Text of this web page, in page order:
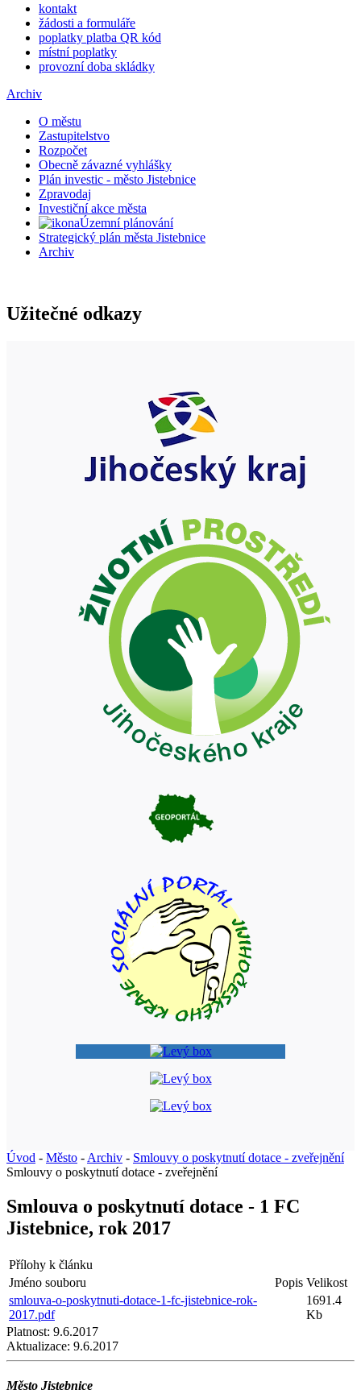
kontakt
žádosti a formuláře
poplatky platba QR kód
místní poplatky
provozní doba skládky
Archiv
O městu
Zastupitelstvo
Rozpočet
Obecně závazné vyhlášky
Plán investic - město Jistebnice
Zpravodaj
Investiční akce města
Územní plánování
Strategický plán města Jistebnice
Archiv
Užitečné odkazy
Úvod - Město - Archiv - Smlouvy o poskytnutí dotace - zveřejnění
Smlouvy o poskytnutí dotace - zveřejnění
Smlouva o poskytnutí dotace - 1 FC
Jistebnice, rok 2017
Přílohy k článku
Jméno souboru
Popis Velikost
smlouva-o-poskytnuti-dotace-1-fc-jistebnice-rok-
2017.pdf
1691.4
Kb
Platnost: 9.6.2017
Aktualizace: 9.6.2017
Město Jistebnice